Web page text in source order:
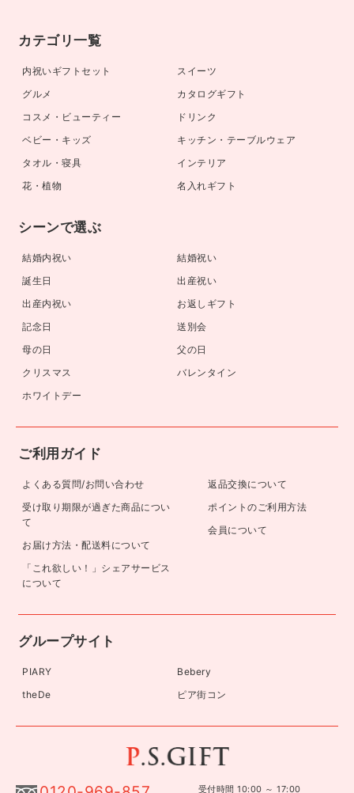
カテゴリ一覧
内祝いギフトセット
スイーツ
グルメ
カタログギフト
コスメ・ビューティー
ドリンク
ベビー・キッズ
キッチン・テーブルウェア
タオル・寝具
インテリア
花・植物
名入れギフト
シーンで選ぶ
結婚内祝い
結婚祝い
誕生日
出産祝い
出産内祝い
お返しギフト
記念日
送別会
母の日
父の日
クリスマス
バレンタイン
ホワイトデー
ご利用ガイド
よくある質問/お問い合わせ
受け取り期限が過ぎた商品につい
て
お届け方法・配送料について
「これ欲しい！」シェアサービス
について
返品交換について
ポイントのご利用方法
会員について
グループサイト
PIARY
Bebery
theDe
ピア街コン
受付時間 10:00 ～ 17:00